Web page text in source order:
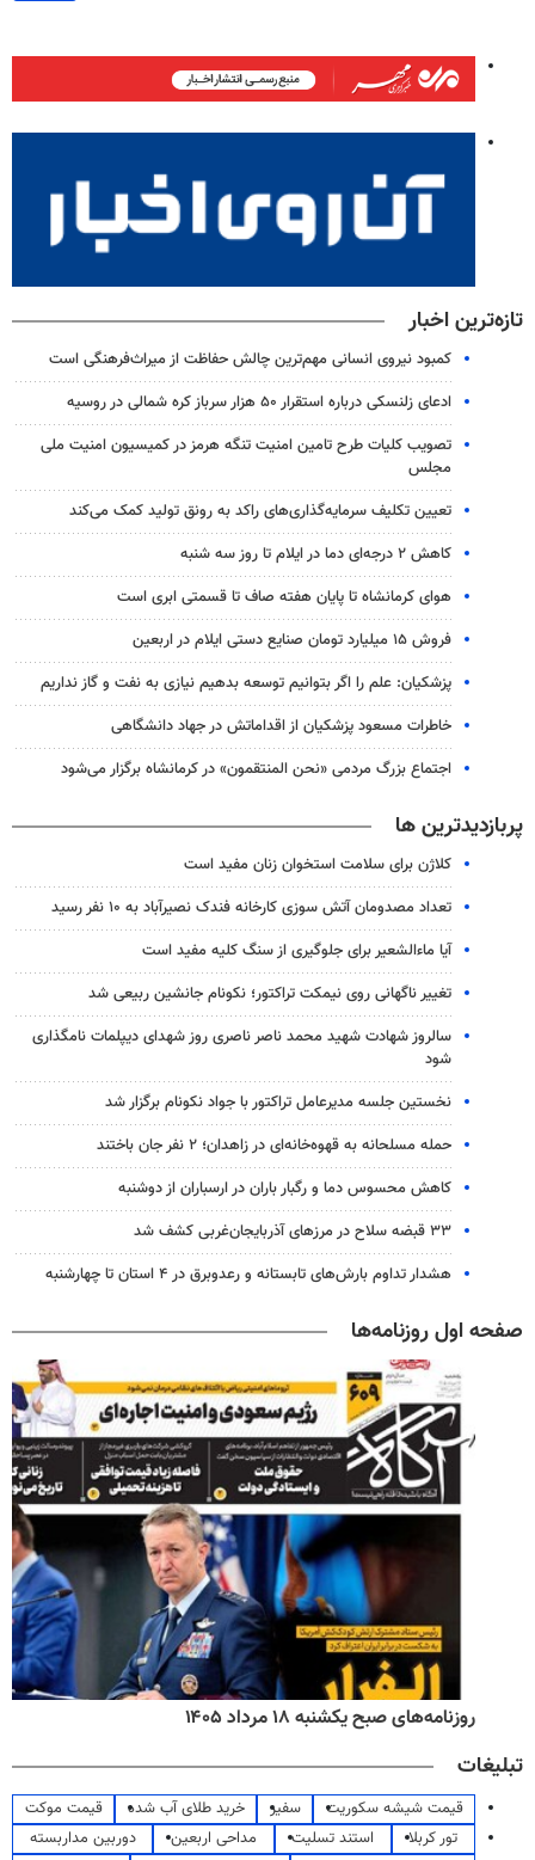
تازه‌ترین اخبار
کمبود نیروی انسانی مهم‌ترین چالش حفاظت از میراث‌فرهنگی است
ادعای زلنسکی درباره استقرار ۵۰ هزار سرباز کره شمالی در روسیه
تصویب کلیات طرح تامین امنیت تنگه هرمز در کمیسیون امنیت ملی
مجلس
تعیین تکلیف سرمایه‌گذاری‌های راکد به رونق تولید کمک می‌کند
کاهش ۲ درجه‌ای دما در ایلام تا روز سه شنبه
هوای کرمانشاه تا پایان هفته صاف تا قسمتی ابری است
فروش ۱۵ میلیارد تومان صنایع دستی ایلام در اربعین
پزشکیان: علم را اگر بتوانیم توسعه بدهیم نیازی به نفت و گاز نداریم
خاطرات مسعود پزشکیان از اقداماتش در جهاد دانشگاهی
اجتماع بزرگ مردمی «نحن المنتقمون» در کرمانشاه برگزار می‌شود
پربازدیدترین ها
کلاژن برای سلامت استخوان زنان مفید است
تعداد مصدومان آتش سوزی کارخانه فندک نصیرآباد به ۱۰ نفر رسید
آیا ماءالشعیر برای جلوگیری از سنگ کلیه مفید است
تغییر ناگهانی روی نیمکت تراکتور؛ نکونام جانشین ربیعی شد
سالروز شهادت شهید محمد ناصر ناصری روز شهدای دیپلمات نامگذاری
شود
نخستین جلسه مدیرعامل تراکتور با جواد نکونام برگزار شد
حمله مسلحانه به قهوه‌خانه‌ای در زاهدان؛ ۲ نفر جان باختند
کاهش محسوس دما و رگبار باران در ارسباران از دوشنبه
۳۳ قبضه سلاح در مرزهای آذربایجان‌غربی کشف شد
هشدار تداوم بارش‌های تابستانه و رعدوبرق در ۴ استان تا چهارشنبه
صفحه اول روزنامه‌ها
روزنامه‌های صبح یکشنبه ۱۸ مرداد ۱۴۰۵
تبلیغات
قیمت شیشه سکوریت سفیر خرید طلای آب شده
قیمت موکت
تور کربلا
استند تسلیت مداحی اربعین
دوربین مداربسته